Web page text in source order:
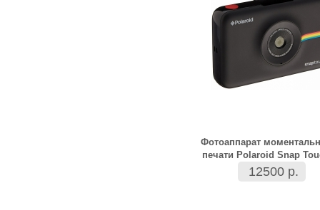
Фотоаппарат
печати Polaroid Snap
12500 р.